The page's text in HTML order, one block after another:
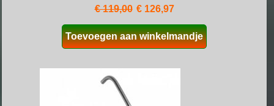
€ 119,00 € 126,97
Toevoegen aan winkelmandje